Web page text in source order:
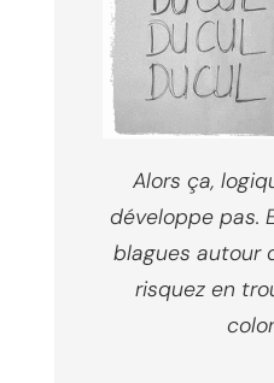
Alors ça,
développe pas.
blagues autour
risquez en